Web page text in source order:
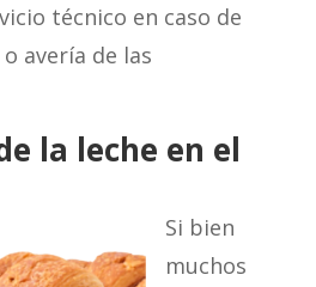
técnico en caso de
avería de las
la leche en el
Si bien
muchos